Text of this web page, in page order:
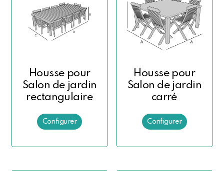
Housse pour
Salon de jardin
rectangulaire
Housse pour
Salon de jardin
carré